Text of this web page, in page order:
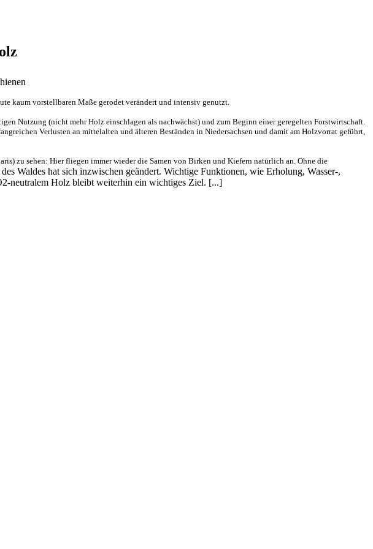
kaum vorstellbaren Maße gerodet verändert und intensiv genutzt.
Nutzung (nicht mehr Holz einschlagen als nachwächst) und zum Beginn einer geregelten Forstwirtschaft.
Verlusten an mittelalten und älteren Beständen in Niedersachsen und damit am Holzvorrat geführt,
zu sehen: Hier fliegen immer wieder die Samen von Birken und Kiefern natürlich an. Ohne die
Waldes hat sich inzwischen geändert. Wichtige Funktionen, wie Erholung, Wasser-,
neutralem Holz bleibt weiterhin ein wichtiges Ziel. [...]